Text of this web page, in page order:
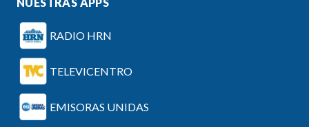
RADIO HRN
TELEVICENTRO
EMISORAS UNIDAS